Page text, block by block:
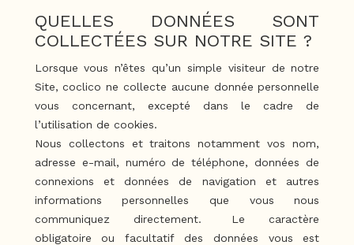
QUELLES DONNÉES SONT
COLLECTÉES SUR NOTRE SITE ?
Lorsque vous n’êtes qu’un simple visiteur de notre
Site, coclico ne collecte aucune donnée personnelle
vous concernant, excepté dans le cadre de
l’utilisation de cookies.
Nous collectons et traitons notamment vos nom,
adresse e-mail, numéro de téléphone, données de
connexions et données de navigation et autres
informations personnelles que vous nous
communiquez directement. Le caractère
obligatoire ou facultatif des données vous est